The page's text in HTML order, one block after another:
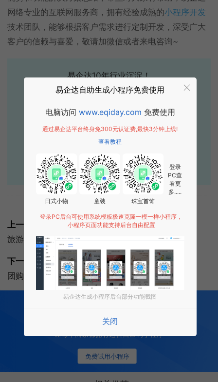
网络专业的互联网服务商，拥有经验成熟的小程序开发
技术团队，能够根据客户需求进行定制开发，深受广大
客户的信赖与喜爱，敬请加微信或者来电咨询~
易企达10年行业沉淀！
专业小程序、公众号H5 APP等软件开发
立即拨打电话享优惠
400-885-7836
点击获取报价
上一篇:
旅游分销小程序多少钱？如何开发旅游分销小程序？
下一篇:
团购小程序:团购小程序功能有哪些？
免费试用小程序
200多项功能全部免费开发
0 成本 0 门槛 一键生成
易企达自助生成小程序免费使用
电脑访问 www.eqiday.com 免费使用
通过易企达平台终身免300元认证费,最快3分钟上线!
查看教程
日式小物 童装 珠宝首饰
登录
PC查
看更
多.....
登录PC后台可使用系统模板极速克隆一模一样小程序，
小程序页面功能支持后台自由配置
易企达生成小程序后台部分功能截图
关闭